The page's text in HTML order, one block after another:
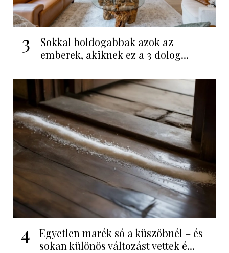
3
Sokkal boldogabbak azok az
emberek, akiknek ez a 3 dolog...
4
Egyetlen marék só a küszöbnél – és
sokan különös változást vettek é...